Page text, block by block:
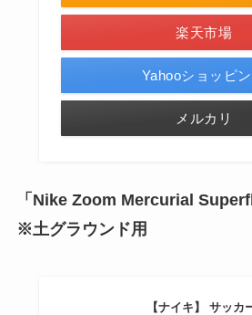
楽天市場
Yahooショッピ
メルカリ
「Nike Zoom Mercurial
※土グラウンド用
【ナイキ】 サッカ